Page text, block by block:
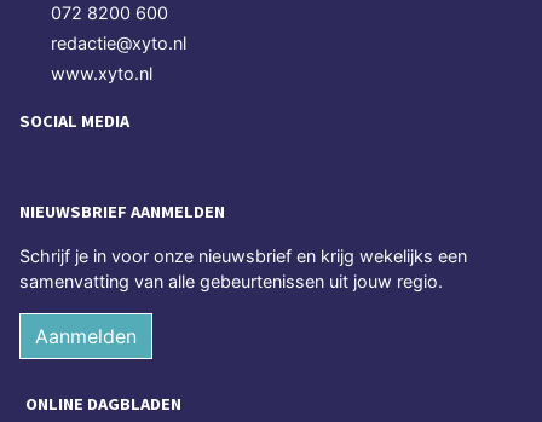
072 8200 600
redactie@xyto.nl
www.xyto.nl
SOCIAL MEDIA
NIEUWSBRIEF AANMELDEN
Schrijf je in voor onze nieuwsbrief en krijg wekelijks een
samenvatting van alle gebeurtenissen uit jouw regio.
Aanmelden
ONLINE DAGBLADEN